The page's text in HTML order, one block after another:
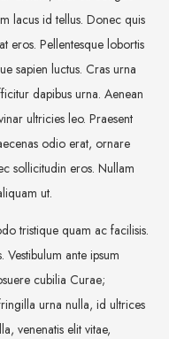
lacus id tellus. Donec quis
eros. Pellentesque lobortis
sapien luctus. Cras urna
dapibus urna. Aenean
ultricies leo. Praesent
odio erat, ornare
sollicitudin eros. Nullam
ut.
tristique quam ac facilisis.
Vestibulum ante ipsum
cubilia Curae;
urna nulla, id ultrices
venenatis elit vitae,